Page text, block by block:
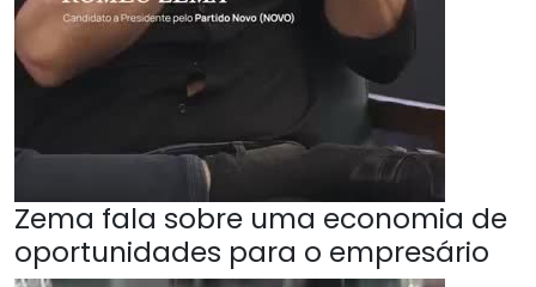
Zema fala sobre uma economia de
oportunidades para o empresário